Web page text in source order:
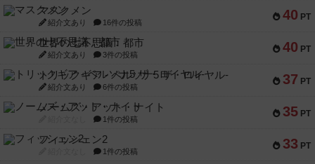
40 PT
マスクメン
紹介文あり 16件の投稿
40 PT
世界の七不思議：都市
紹介文あり 3件の投稿
37 PT
トリックギア - ペルソナ5 ザ・ロイヤル-
紹介文あり 6件の投稿
35 PT
ノームズ・アット・ナイト
1件の投稿
33 PT
フィッシェン2
1件の投稿